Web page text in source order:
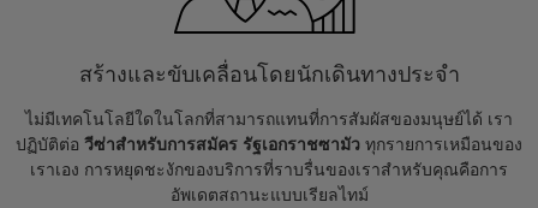
สร้างและขับเคลื่อนโดยนักเดินทางประจำ
ไม่มีเทคโนโลยีใดในโลกที่สามารถแทนที่การสัมผัสของมนุษย์ได้ เรา
ปฏิบัติต่อ วีซ่าสำหรับการสมัคร รัฐเอกราชซามัว ทุกรายการเหมือนของ
เราเอง การหยุดชะงักของบริการที่ราบรื่นของเราสำหรับคุณคือการ
อัพเดตสถานะแบบเรียลไทม์